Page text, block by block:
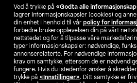
Ved å trykke på «Godta alle
lagrer informasjonskapsler (cookies) og
din enhet i henhold til vår policy for
forbedre brukeropplevelsen din på vårt
nettstedet og for å tilpasse våre
typer informasjonskapsler: nødvendige,
annonserelaterte. For nødvendige
krav om samtykke, ettersom de er
fungere. Hvis du istedenfor ønsker å
trykke på «Innstillinger». Ditt samtykke er
Våre selskaper
Finn din
SE NO FI